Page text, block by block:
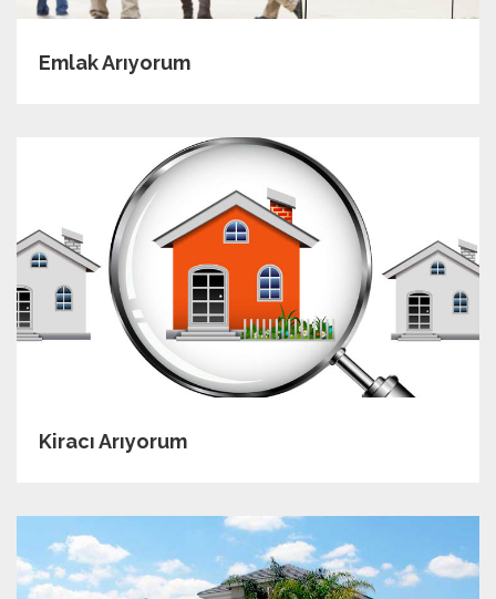
Emlak Arıyorum
Kiracı Arıyorum